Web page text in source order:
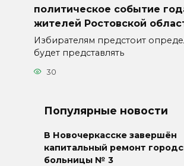
политическое событие
жителей Ростовской
Избирателям предстоит
будет представлять
30
Популярные новости
В Новочеркасске завершён
капитальный ремонт
больницы № 3